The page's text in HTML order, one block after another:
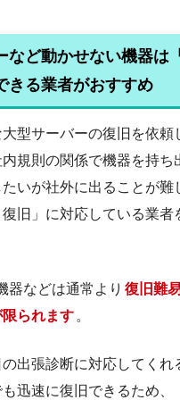
など動かせない機器は
きる業者がおすすめ
型サーバーの復旧を依頼
規則の関係で機器を持ち
いが社外に出ることが難
旧」に対応している業者
器などは通常より 復旧難
られます 。
出張診断に対応してくれ
迅速に復旧できるため、